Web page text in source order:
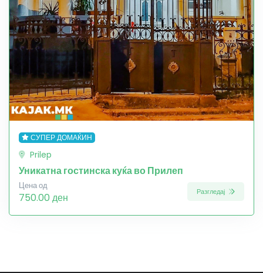
СУПЕР ДОМАЌИН
Prilep
Уникатна гостинска куќа во Прилеп
Цена од
750.00 ден Разгледај